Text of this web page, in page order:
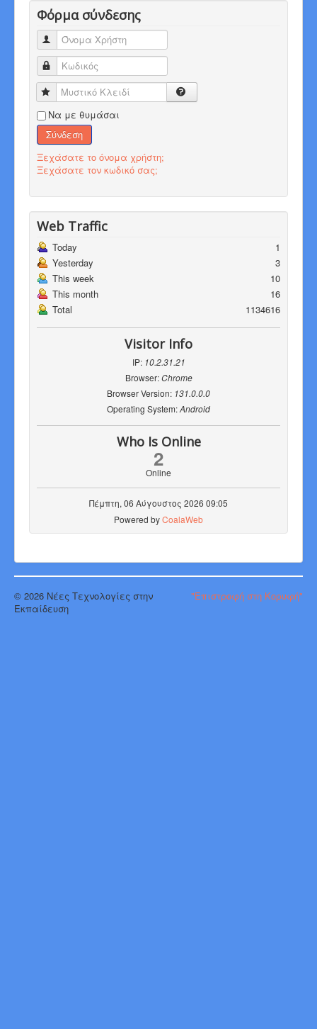
Φόρμα σύνδεσης
Όνομα Χρήστη
Κωδικός
Μυστικό Κλειδί
Να με θυμάσαι
Σύνδεση
Ξεχάσατε το όνομα χρήστη;
Ξεχάσατε τον κωδικό σας;
Web Traffic
Today
1
Yesterday
3
This week
10
This month
16
Total
1134616
Visitor Info
IP: 10.2.31.21
Browser:Chrome
Browser Version: 131.0.0.0
Operating System:Android
Who Is Online
2
Online
Πέμπτη, 06 Αύγουστος 2026 09:05
Powered byCoalaWeb
"Επιστροφή στη Κορυφή"
© 2026 Νέες Τεχνολογίες στην
Εκπαίδευση